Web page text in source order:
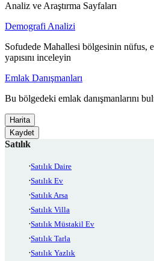
Analiz ve Araştırma Sayfaları
Demografi Analizi
Sofudede Mahallesi bölgesinin nüfus,
yapısını inceleyin
Emlak Danışmanları
Bu bölgedeki emlak danışmanlarını
Harita
Kaydet
Satılık
Satılık Daire
Satılık Ev
Satılık Arsa
Satılık Villa
Satılık Müstakil Ev
Satılık Tarla
Satılık Yazlık